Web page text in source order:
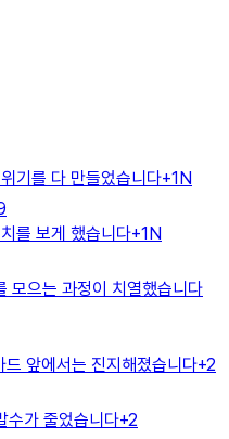
기를 다 만들었습니다+1 N
를 보게 했습니다+1 N
모으는 과정이 치열했습니다
앞에서는 진지해졌습니다+2
수가 줄었습니다+2